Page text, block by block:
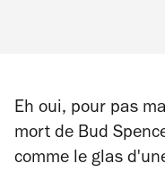
Eh oui, pour pas
mort de Bud
comme le glas